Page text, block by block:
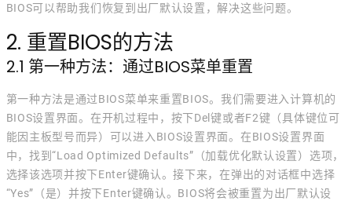
BIOS可以帮助我们恢复到出厂默认设置，解决这些问题。
2. 重置BIOS的方法
2.1 第一种方法：通过BIOS菜单重置
第一种方法是通过BIOS菜单来重置BIOS。我们需要进入计算机的
BIOS设置界面。在开机过程中，按下Del键或者F2键（具体键位可
能因主板型号而异）可以进入BIOS设置界面。在BIOS设置界面
中，找到“Load Optimized Defaults”（加载优化默认设置）选项，
选择该选项并按下Enter键确认。接下来，在弹出的对话框中选择
“Yes”（是）并按下Enter键确认。BIOS将会被重置为出厂默认设